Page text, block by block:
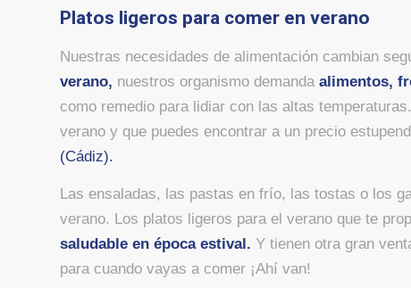
Platos ligeros para comer en verano
Nuestras necesidades de alimentación cambian
verano, nuestros organismo demanda alimentos,
como remedio para lidiar con las altas
verano y que puedes encontrar a un precio
(Cádiz).
Las ensaladas, las pastas en frío, las tostas o los
verano. Los platos ligeros para el verano que te
saludable en época estival. Y tienen otra gran
para cuando vayas a comer ¡Ahí van!